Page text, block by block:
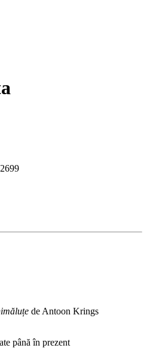
de Antoon Krings
până în prezent